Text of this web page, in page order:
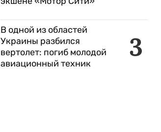
3
В одной из областей
Украины разбился
вертолет: погиб молодой
авиационный техник